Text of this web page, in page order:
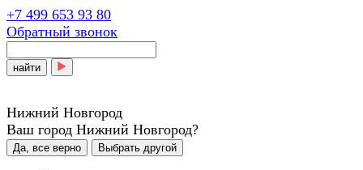
+7 499 653 93 80
Обратный звонок
найти
Нижний Новгород
Ваш город Нижний Новгород?
Да, все верно Выбрать другой